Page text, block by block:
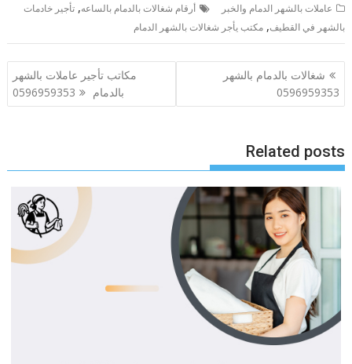
عاملات بالشهر الدمام والخبر أرقام شغالات بالدمام بالساعه,تأجير خادمات
بالشهر في القطيف,مكتب يأجر شغالات بالشهر الدمام
تصفّح
المقالات
شغالات بالدمام بالشهر
0596959353
مكاتب تأجير عاملات بالشهر
بالدمام 0596959353
Related posts